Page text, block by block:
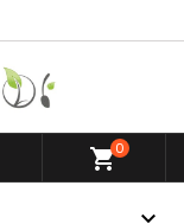
shopping_cart0